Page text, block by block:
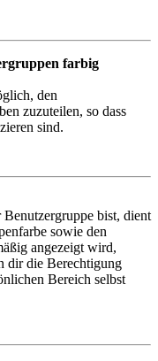
farbig
den
zuzuteilen, so dass
sind.
bist, dient
sowie den
angezeigt wird,
dir die Berechtigung
Bereich selbst